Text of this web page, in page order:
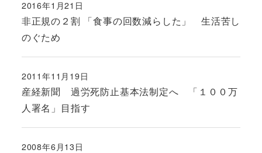
非正規の２割 「食事の回数減らした」 生活苦し
のぐため
投稿日
2016年1月21日
産経新聞 過労死防止基本法制定へ 「１００万
人署名」目指す
投稿日
2011年11月19日
2008年6月13日